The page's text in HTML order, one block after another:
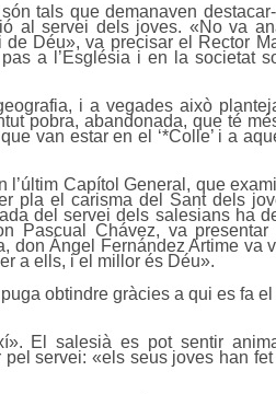
tals que demanaven
al servei dels joves. «No va
Déu», va precisar el Rector
a l’Església i en la societat
i a vegades això
pobra, abandonada, que té
van estar en el ‘*Colle’ i a
Capítol General, que
pla el carisma del Sant dels
del servei dels salesians ha
Pascual Chávez, va presentar
don Ángel Fernández Artime va
a ells, i el millor és Déu».
obtindre gràcies a qui es fa
El salesià es pot sentir
servei: «els seus joves han